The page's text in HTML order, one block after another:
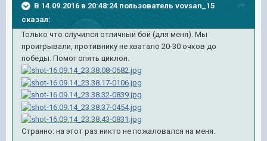
В 14.09.2016 в 20:48:24 пользователь vovsan_15
сказал:
Только что случился отличный бой (для меня). Мы
проигрывали, противнику не хватало 20-30 очков до
победы. Помог опять циклон.
Странно: на этот раз никто не пожаловался на меня.